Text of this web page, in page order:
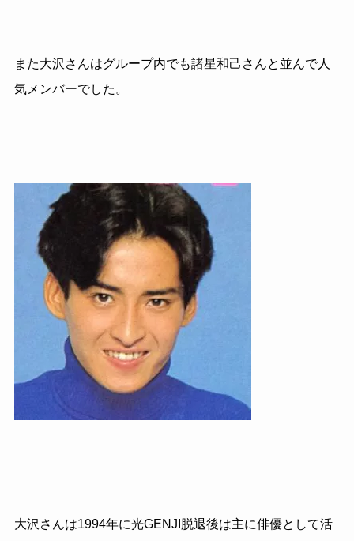
また大沢さんはグループ内でも諸星和己さんと並んで人
気メンバーでした。
大沢さんは1994年に光GENJI 脱退後は主に俳優として活